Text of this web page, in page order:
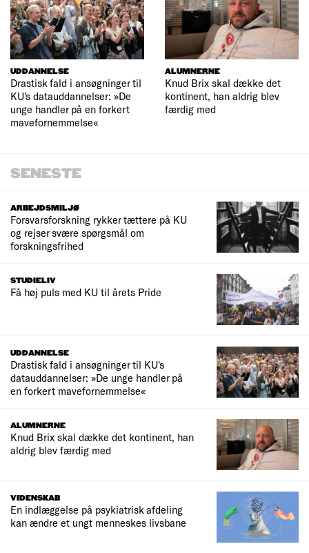
UDDANNELSE
Drastisk fald i ansøgninger til
KU's datauddannelser: »De
unge handler på en forkert
mavefornemmelse«
ALUMNERNE
Knud Brix skal dække det
kontinent, han aldrig blev
færdig med
SENESTE
ARBEJDSMILJØ
Forsvarsforskning rykker tættere på KU
og rejser svære spørgsmål om
forskningsfrihed
STUDIELIV
Få høj puls med KU til årets Pride
UDDANNELSE
Drastisk fald i ansøgninger til KU's
datauddannelser: »De unge handler på
en forkert mavefornemmelse«
ALUMNERNE
Knud Brix skal dække det kontinent, han
aldrig blev færdig med
VIDENSKAB
En indlæggelse på psykiatrisk afdeling
kan ændre et ungt menneskes livsbane